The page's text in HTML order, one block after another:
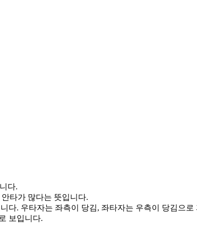
다.
타가 많다는 뜻입니다.
다. 우타자는 좌측이 당김, 좌타자는 우측이 당김으로
보입니다.